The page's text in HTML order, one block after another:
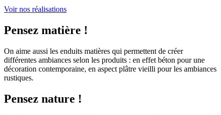
Voir nos réalisations
Pensez matière !
On aime aussi les enduits matières qui permettent de créer
différentes ambiances selon les produits : en effet béton pour une
décoration contemporaine, en aspect plâtre vieilli pour les ambiances
rustiques.
Pensez nature !